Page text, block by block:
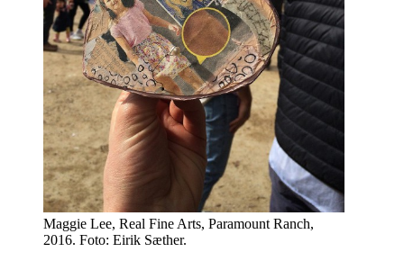
Maggie Lee, Real Fine Arts, Paramount Ranch,
2016. Foto: Eirik Sæther.